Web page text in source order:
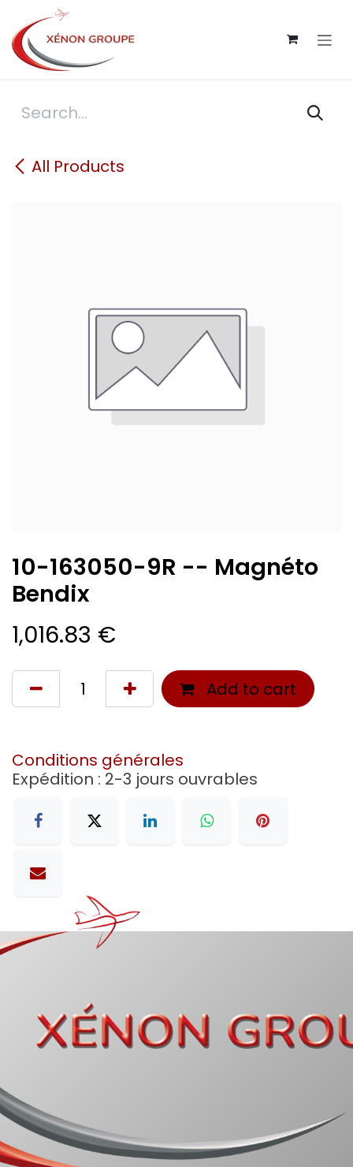
Skip to Content
All Products
10-163050-9R -- Magnéto
Bendix
1,016.83 €
Add to cart
Conditions générales
Expédition : 2-3 jours ouvrables